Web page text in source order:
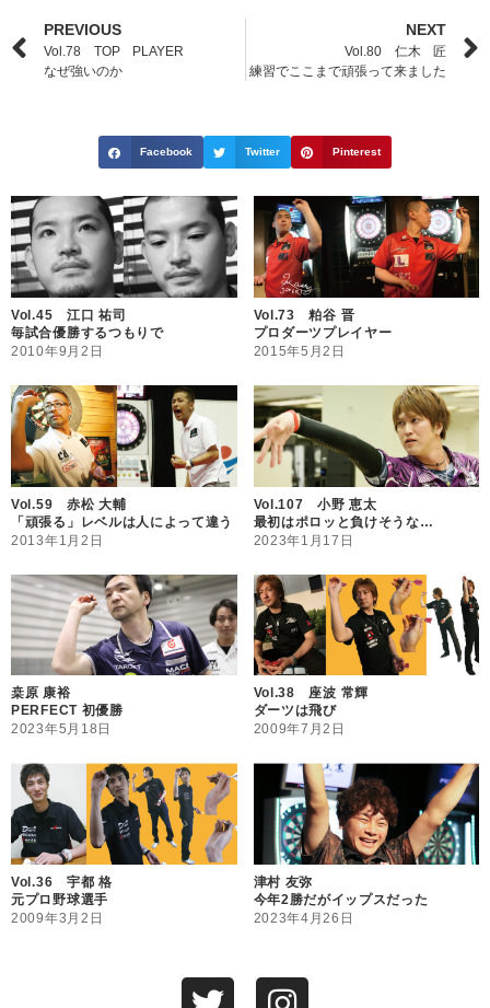
PREVIOUS
Vol.78 TOP PLAYER
なぜ強いのか
NEXT
Vol.80 仁木 匠
練習でここまで頑張って来ました
Facebook Twitter Pinterest
Vol.45 江口 祐司
毎試合優勝するつもりで
2010年9月2日
Vol.73 粕谷 晋
プロダーツプレイヤー
2015年5月2日
Vol.59 赤松 大輔
「頑張る」レベルは人によって違う
2013年1月2日
Vol.107 小野 恵太
最初はポロッと負けそうな…
2023年1月17日
桒原 康裕
PERFECT 初優勝
2023年5月18日
Vol.38 座波 常輝
ダーツは飛び
2009年7月2日
Vol.36 宇都 格
元プロ野球選手
2009年3月2日
津村 友弥
今年2勝だがイップスだった
2023年4月26日